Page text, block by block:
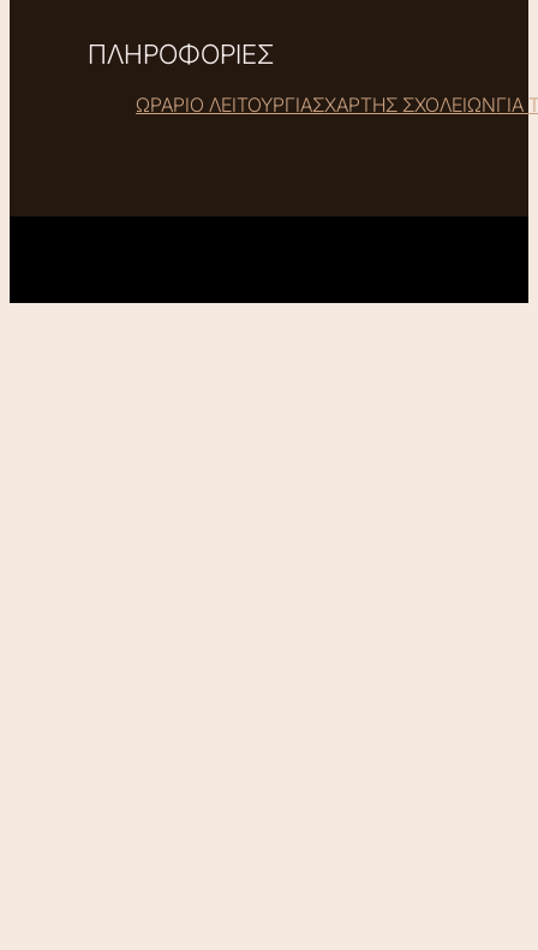
ΠΛΗΡΟΦΟΡΙΕΣ
ΩΡΑΡΙΟ ΛΕΙΤΟΥΡΓΙΑΣΧΑΡΤΗΣ ΣΧΟΛΕΙΩΝΓΙΑ